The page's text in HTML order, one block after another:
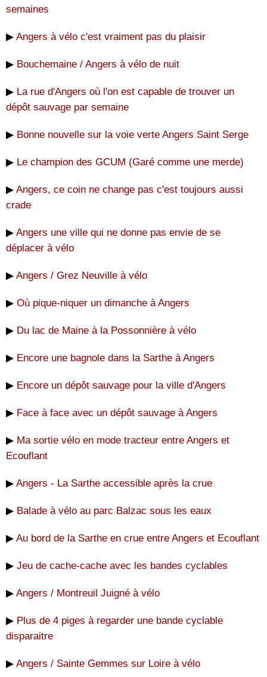
semaines
▶ Angers à vélo c'est vraiment pas du plaisir
▶ Bouchemaine / Angers à vélo de nuit
▶ La rue d'Angers où l'on est capable de trouver un
dépôt sauvage par semaine
▶ Bonne nouvelle sur la voie verte Angers Saint Serge
▶ Le champion des GCUM (Garé comme une merde)
▶ Angers, ce coin ne change pas c'est toujours aussi
crade
▶ Angers une ville qui ne donne pas envie de se
déplacer à vélo
▶ Angers / Grez Neuville à vélo
▶ Où pique-niquer un dimanche à Angers
▶ Du lac de Maine à la Possonnière à vélo
▶ Encore une bagnole dans la Sarthe à Angers
▶ Encore un dépôt sauvage pour la ville d'Angers
▶ Face à face avec un dépôt sauvage à Angers
▶ Ma sortie vélo en mode tracteur entre Angers et
Ecouflant
▶ Angers - La Sarthe accessible après la crue
▶ Balade à vélo au parc Balzac sous les eaux
▶ Au bord de la Sarthe en crue entre Angers et Ecouflant
▶ Jeu de cache-cache avec les bandes cyclables
▶ Angers / Montreuil Juigné à vélo
▶ Plus de 4 piges à regarder une bande cyclable
disparaitre
▶ Angers / Sainte Gemmes sur Loire à vélo